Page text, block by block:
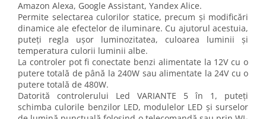
Amazon Alexa, Google Assistant, Yandex Alice.
Permite selectarea culorilor statice, precum și modificări
dinamice ale efectelor de iluminare. Cu ajutorul acestuia,
puteți regla ușor luminozitatea, culoarea luminii și
temperatura culorii luminii albe.
La controler pot fi conectate benzi alimentate la 12V cu o
putere totală de până la 240W sau alimentate la 24V cu o
putere totală de 480W.
Datorită controlerului Led VARIANTE 5 în 1, puteți
schimba culorile benzilor LED, modulelor LED și surselor